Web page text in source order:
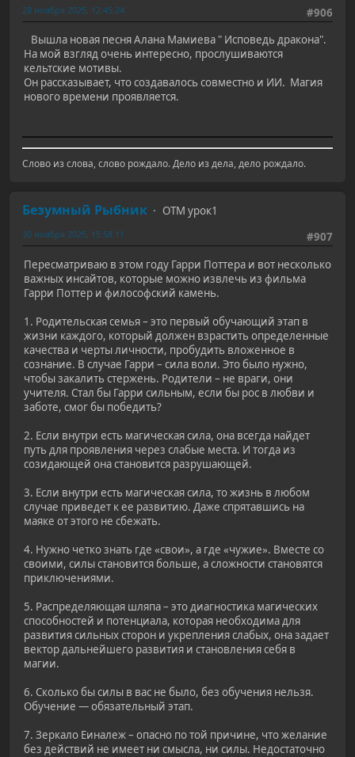
#906
28 ноября 2025, 12:45:24
Вышла новая песня Алана Мамиева " Исповедь дракона".
На мой взгляд очень интересно, прослушиваются
кельтские мотивы.
Он рассказывает, что создавалось совместно и ИИ. Магия
нового времени проявляется.
Слово из слова, слово рождало. Дело из дела, дело рождало.
Безумный Рыбник
ОТМ урок1
#907
30 ноября 2025, 15:58:11
Пересматриваю в этом году Гарри Поттера и вот несколько
важных инсайтов, которые можно извлечь из фильма
Гарри Поттер и философский камень.
1. Родительская семья – это первый обучающий этап в
жизни каждого, который должен взрастить определенные
качества и черты личности, пробудить вложенное в
сознание. В случае Гарри – сила воли. Это было нужно,
чтобы закалить стержень. Родители – не враги, они
учителя. Стал бы Гарри сильным, если бы рос в любви и
заботе, смог бы победить?
2. Если внутри есть магическая сила, она всегда найдет
путь для проявления через слабые места. И тогда из
созидающей она становится разрушающей.
3. Если внутри есть магическая сила, то жизнь в любом
случае приведет к ее развитию. Даже спрятавшись на
маяке от этого не сбежать.
4. Нужно четко знать где «свои», а где «чужие». Вместе со
своими, силы становится больше, а сложности становятся
приключениями.
5. Распределяющая шляпа – это диагностика магических
способностей и потенциала, которая необходима для
развития сильных сторон и укрепления слабых, она задает
вектор дальнейшего развития и становления себя в
магии.
6. Сколько бы силы в вас не было, без обучения нельзя.
Обучение — обязательный этап.
7. Зеркало Еиналеж – опасно по той причине, что желание
без действий не имеет ни смысла, ни силы. Недостаточно